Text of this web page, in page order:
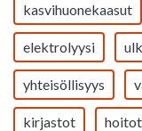
kasvihuonekaasut
elektrolyysi
yhteisöllisyys
kirjastot